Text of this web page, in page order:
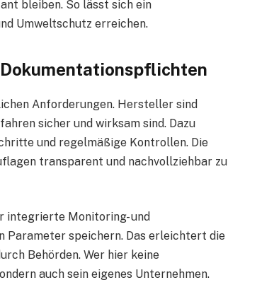
bleiben. So lässt sich ein
Umweltschutz erreichen.
Anforderungen. Hersteller sind
sicher und wirksam sind. Dazu
und regelmäßige Kontrollen. Die
transparent und nachvollziehbar zu
integrierte Monitoring- und
Parameter speichern. Das erleichtert die
Behörden. Wer hier keine
auch sein eigenes Unternehmen.